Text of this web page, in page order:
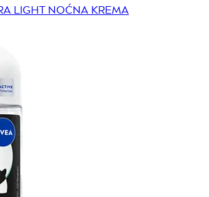
LIGHT NOĆNA KREMA